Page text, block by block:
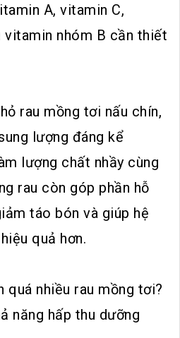
A, vitamin C,
vitamin nhóm B cần thiết
rau mồng tơi nấu chín,
lượng đáng kể
lượng chất nhầy cùng
rau còn góp phần hỗ
táo bón và giúp hệ
quả hơn.
quá nhiều rau mồng tơi?
năng hấp thu dưỡng